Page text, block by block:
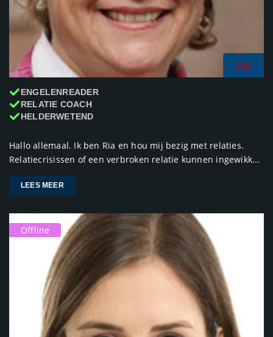
Ria
ENGELENREADER
RELATIE COACH
HELDERWETEND
Hallo allemaal. Ik ben Ria en hou mij bezig met relaties.
Relatiecrisissen of een verbroken relatie kunnen ingewikk...
LEES MEER
Offline